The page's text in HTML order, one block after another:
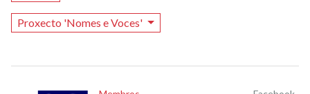
Proxecto 'Nomes e Voces'